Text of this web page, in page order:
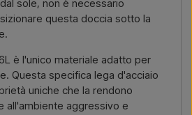
sole, non è necessario
questa doccia sotto la
è l'unico materiale adatto per
Questa specifica lega d'acciaio
uniche che la rendono
all'ambiente aggressivo e